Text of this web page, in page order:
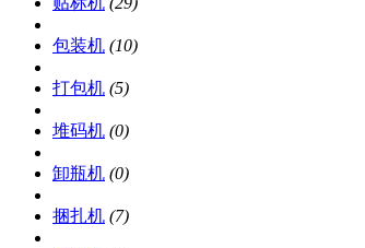
包装机 (10)
打包机 (5)
堆码机 (0)
卸瓶机 (0)
捆扎机 (7)